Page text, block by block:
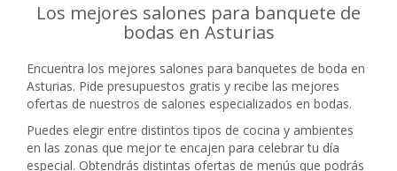
Los mejores salones para banquete de
bodas en Asturias
Encuentra los mejores salones para banquetes de boda en
Asturias. Pide presupuestos gratis y recibe las mejores
ofertas de nuestros de salones especializados en bodas.
Puedes elegir entre distintos tipos de cocina y ambientes
en las zonas que mejor te encajen para celebrar tu día
especial. Obtendrás distintas ofertas de menús que podrás